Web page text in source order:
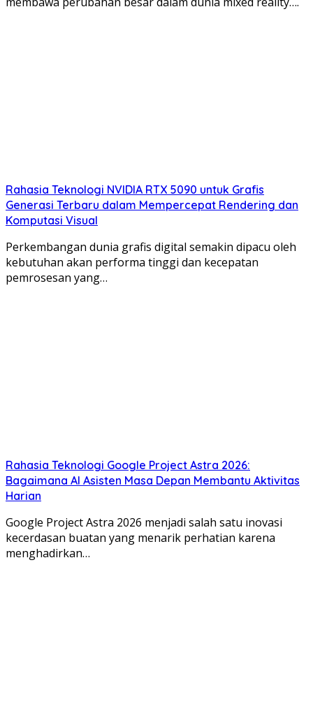
Rahasia Teknologi NVIDIA RTX 5090 untuk Grafis
Generasi Terbaru dalam Mempercepat Rendering dan
Komputasi Visual
Perkembangan dunia grafis digital semakin dipacu oleh
kebutuhan akan performa tinggi dan kecepatan
pemrosesan yang…
Rahasia Teknologi Google Project Astra 2026:
Bagaimana AI Asisten Masa Depan Membantu Aktivitas
Harian
Google Project Astra 2026 menjadi salah satu inovasi
kecerdasan buatan yang menarik perhatian karena
menghadirkan…